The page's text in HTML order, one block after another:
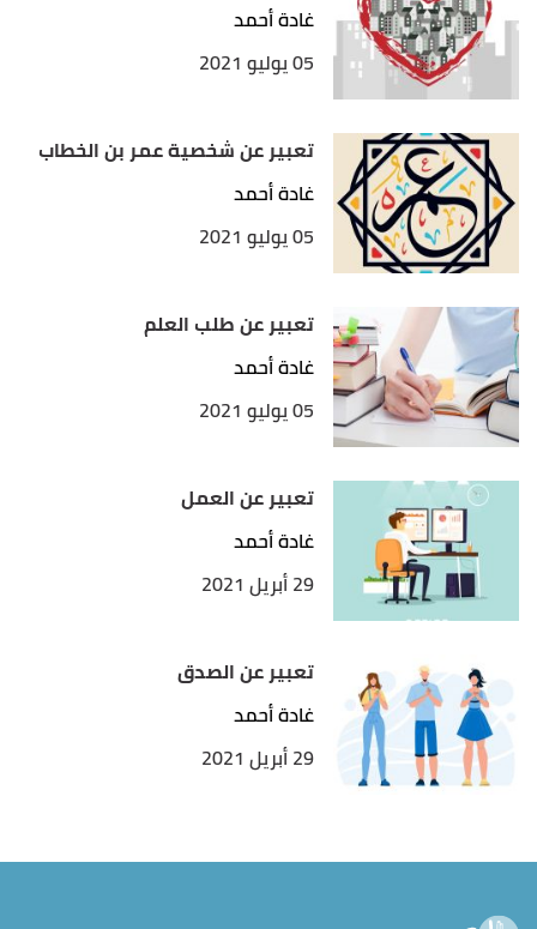
غادة أحمد
05 يوليو 2021
تعبير عن شخصية عمر بن الخطاب
غادة أحمد
05 يوليو 2021
تعبير عن طلب العلم
غادة أحمد
05 يوليو 2021
تعبير عن العمل
غادة أحمد
29 أبريل 2021
تعبير عن الصدق
غادة أحمد
29 أبريل 2021